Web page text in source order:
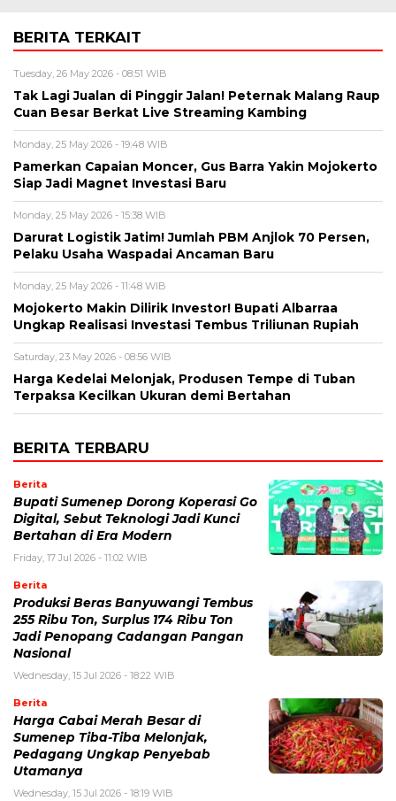
BERITA TERKAIT
Tuesday, 26 May 2026 - 08:51 WIB
Tak Lagi Jualan di Pinggir Jalan! Peternak Malang Raup
Cuan Besar Berkat Live Streaming Kambing
Monday, 25 May 2026 - 19:48 WIB
Pamerkan Capaian Moncer, Gus Barra Yakin Mojokerto
Siap Jadi Magnet Investasi Baru
Monday, 25 May 2026 - 15:38 WIB
Darurat Logistik Jatim! Jumlah PBM Anjlok 70 Persen,
Pelaku Usaha Waspadai Ancaman Baru
Monday, 25 May 2026 - 11:48 WIB
Mojokerto Makin Dilirik Investor! Bupati Albarraa
Ungkap Realisasi Investasi Tembus Triliunan Rupiah
Saturday, 23 May 2026 - 08:56 WIB
Harga Kedelai Melonjak, Produsen Tempe di Tuban
Terpaksa Kecilkan Ukuran demi Bertahan
BERITA TERBARU
Berita
Bupati Sumenep Dorong Koperasi Go
Digital, Sebut Teknologi Jadi Kunci
Bertahan di Era Modern
Friday, 17 Jul 2026 - 11:02 WIB
Berita
Produksi Beras Banyuwangi Tembus
255 Ribu Ton, Surplus 174 Ribu Ton
Jadi Penopang Cadangan Pangan
Nasional
Wednesday, 15 Jul 2026 - 18:22 WIB
Berita
Harga Cabai Merah Besar di
Sumenep Tiba-Tiba Melonjak,
Pedagang Ungkap Penyebab
Utamanya
Wednesday, 15 Jul 2026 - 18:19 WIB